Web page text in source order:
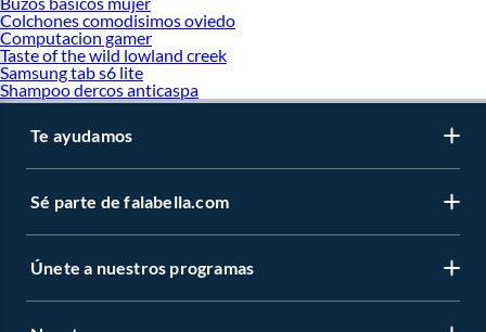
Colchones comodisimos oviedo
Computacion gamer
Taste of the wild lowland creek
Samsung tab s6 lite
Shampoo dercos anticaspa
Te ayudamos
Sé parte de falabella.com
Únete a nuestros programas